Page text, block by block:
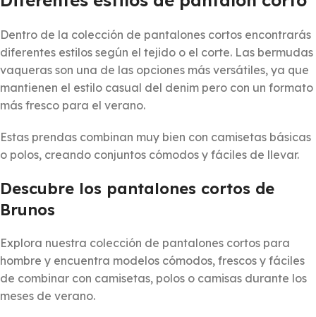
Dentro de la colección de pantalones cortos encontrarás
diferentes estilos según el tejido o el corte. Las bermudas
vaqueras son una de las opciones más versátiles, ya que
mantienen el estilo casual del denim pero con un formato
más fresco para el verano.
Estas prendas combinan muy bien con camisetas básicas
o polos, creando conjuntos cómodos y fáciles de llevar.
Descubre los pantalones cortos de
Brunos
Explora nuestra colección de pantalones cortos para
hombre y encuentra modelos cómodos, frescos y fáciles
de combinar con camisetas, polos o camisas durante los
meses de verano.